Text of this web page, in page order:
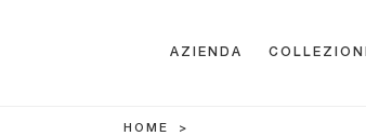
AZIENDA COLLEZIONI
HOME >